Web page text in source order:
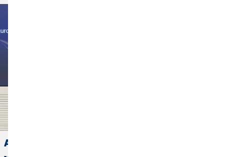
Allianz concede el premio a Mejor Agente